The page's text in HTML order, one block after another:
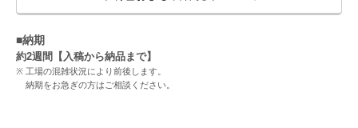
■納期
約2週間【入稿から納品まで】
工場の混雑状況により前後します。
納期をお急ぎの方はご相談ください。